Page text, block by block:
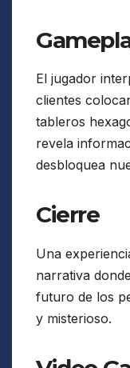
El jugador
clientes
tableros
revela
desbloquea
Cierre
Una
narrativa
futuro de los
y misterioso.